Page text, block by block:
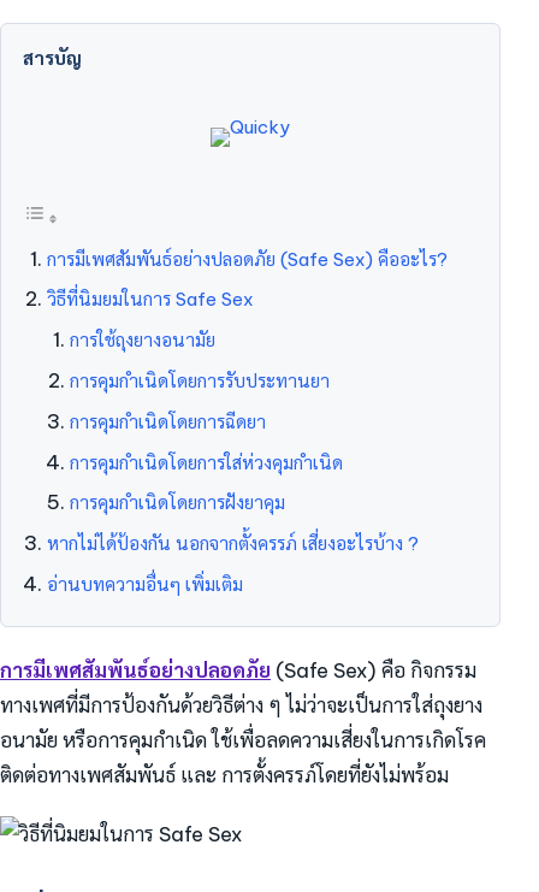
สารบัญ
การมีเพศสัมพันธ์อย่างปลอดภัย (Safe Sex) คืออะไร?
วิธีที่นิมยมในการ Safe Sex
การใช้ถุงยางอนามัย
การคุมกำเนิดโดยการรับประทานยา
การคุมกำเนิดโดยการฉีดยา
การคุมกำเนิดโดยการใส่ห่วงคุมกำเนิด
การคุมกำเนิดโดยการฝังยาคุม
หากไม่ได้ป้องกัน นอกจากตั้งครรภ์ เสี่ยงอะไรบ้าง ?
อ่านบทความอื่นๆ เพิ่มเติม
การมีเพศสัมพันธ์อย่างปลอดภัย (Safe Sex) คือ กิจกรรม
ทางเพศที่มีการป้องกันด้วยวิธีต่าง ๆ ไม่ว่าจะเป็นการใส่ถุงยาง
อนามัย หรือการคุมกำเนิด ใช้เพื่อลดความเสี่ยงในการเกิดโรค
ติดต่อทางเพศสัมพันธ์ และ การตั้งครรภ์โดยที่ยังไม่พร้อม